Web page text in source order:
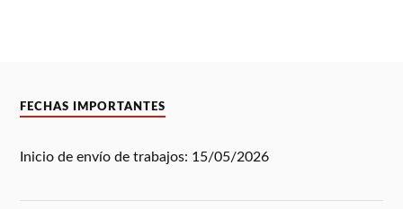
FECHAS IMPORTANTES
Inicio de envío de trabajos: 15/05/2026